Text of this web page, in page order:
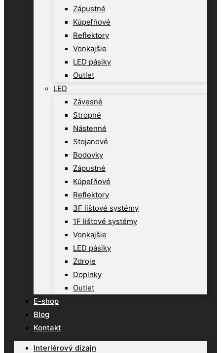
Zápustné
Kúpeľňové
Reflektory
Vonkajšie
LED pásiky
Outlet
LED
Závesné
Stropné
Nástenné
Stojanové
Bodovky
Zápustné
Kúpeľňové
Reflektory
3F lištové systémy
1F lištové systémy
Vonkajšie
LED pásiky
Zdroje
Doplnky
Outlet
E-shop
Blog
Kontakt
Interiérový dizajn